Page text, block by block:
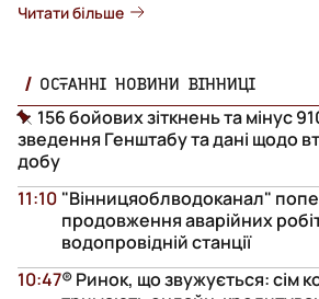
Читати більше
ОСТАННІ НОВИНИ ВІННИЦІ
156 бойових зіткнень та мінус
зведення Генштабу та дані щодо
добу
"Вінницяоблводоканал"
продовження аварійних
водопровідній станції
11:10
® Ринок, що звужується: сім
10:47